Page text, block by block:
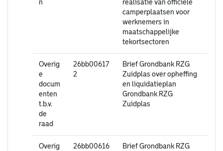
n
realisatie van officiële
camperplaatsen voor
werknemers in
maatschappelijke
tekortsectoren
Overig
e
docum
enten
t.b.v.
de
raad
26bb00617
2
Brief Grondbank RZG
Zuidplas over opheffing
en liquidatieplan
Grondbank RZG
Zuidplas
Overig
26bb00616
Brief Grondbank RZG